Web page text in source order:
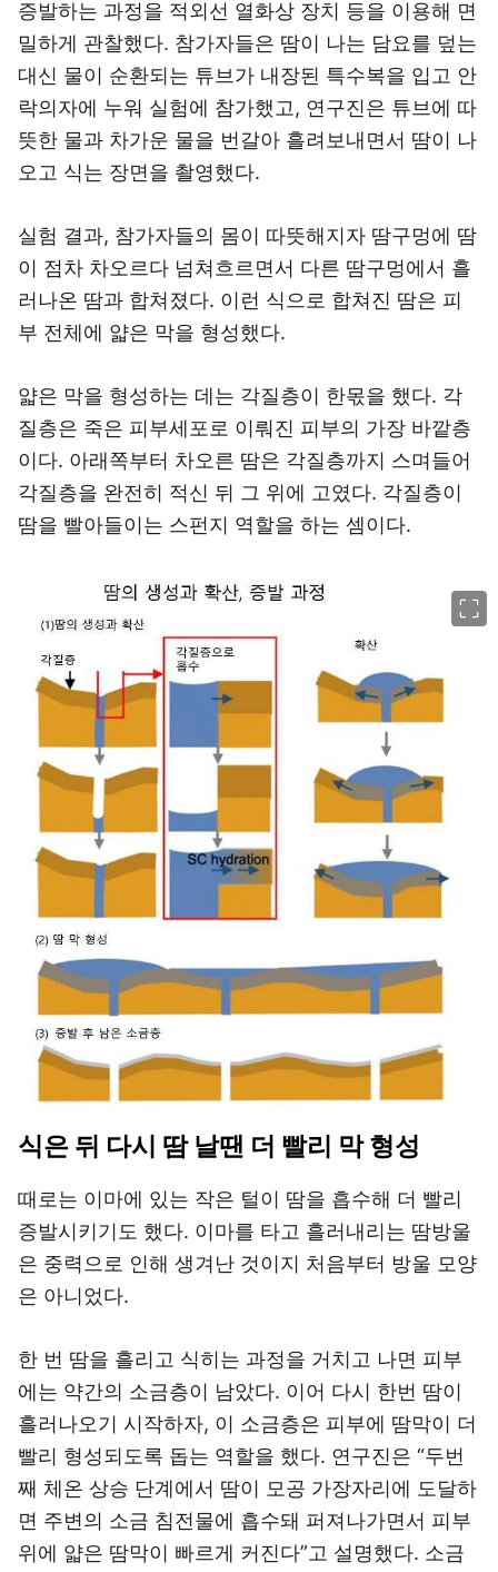
증발하는 과정을 적외선 열화상 장치 등을 이용해 면
밀하게 관찰했다. 참가자들은 땀이 나는 담요를 덮는
대신 물이 순환되는 튜브가 내장된 특수복을 입고 안
락의자에 누워 실험에 참가했고, 연구진은 튜브에 따
뜻한 물과 차가운 물을 번갈아 흘려보내면서 땀이 나
오고 식는 장면을 촬영했다.
실험 결과, 참가자들의 몸이 따뜻해지자 땀구멍에 땀
이 점차 차오르다 넘쳐흐르면서 다른 땀구멍에서 흘
러나온 땀과 합쳐졌다. 이런 식으로 합쳐진 땀은 피
부 전체에 얇은 막을 형성했다.
얇은 막을 형성하는 데는 각질층이 한몫을 했다. 각
질층은 죽은 피부세포로 이뤄진 피부의 가장 바깥층
이다. 아래쪽부터 차오른 땀은 각질층까지 스며들어
각질층을 완전히 적신 뒤 그 위에 고였다. 각질층이
땀을 빨아들이는 스펀지 역할을 하는 셈이다.
식은 뒤 다시 땀 날땐 더 빨리 막 형성
때로는 이마에 있는 작은 털이 땀을 흡수해 더 빨리
증발시키기도 했다. 이마를 타고 흘러내리는 땀방울
은 중력으로 인해 생겨난 것이지 처음부터 방울 모양
은 아니었다.
한 번 땀을 흘리고 식히는 과정을 거치고 나면 피부
에는 약간의 소금층이 남았다. 이어 다시 한번 땀이
흘러나오기 시작하자, 이 소금층은 피부에 땀막이 더
빨리 형성되도록 돕는 역할을 했다. 연구진은 “두번
째 체온 상승 단계에서 땀이 모공 가장자리에 도달하
면 주변의 소금 침전물에 흡수돼 퍼져나가면서 피부
위에 얇은 땀막이 빠르게 커진다”고 설명했다. 소금